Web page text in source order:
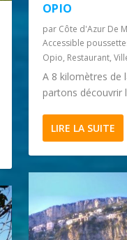
OPIO
par Côte d'Azur De
Accessible
Opio, Restaurant,
A 8 kilomètres de
partons découvrir
LIRE LA SUITE